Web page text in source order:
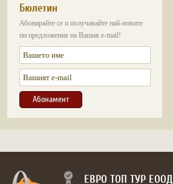
Бюлетин
Абонирайте се и получавайте най-новите
ни предложения на Вашия e-mail!
ЕВРО ТОП ТУР ЕООД